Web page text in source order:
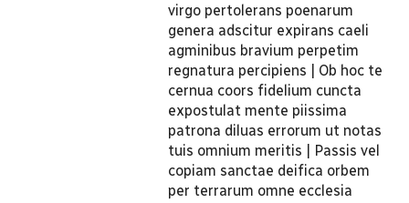
virgo pertolerans poenarum
genera adscitur expirans caeli
agminibus bravium perpetim
regnatura percipiens | Ob hoc te
cernua coors fidelium cuncta
expostulat mente piissima
patrona diluas errorum ut notas
tuis omnium meritis | Passis vel
copiam sanctae deifica orbem
per terrarum omne ecclesia